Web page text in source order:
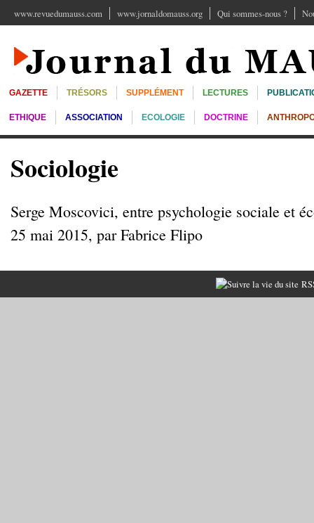
www.revuedumauss.com www.jornaldomauss.org Qui sommes-nous ?
GAZETTE TRÉSORS SUPPLÉMENT LECTURES
ETHIQUE ASSOCIATION ECOLOGIE DOCTRINE
Sociologie
Serge Moscovici, entre psychologie sociale et
25 mai 2015, par Fabrice Flipo